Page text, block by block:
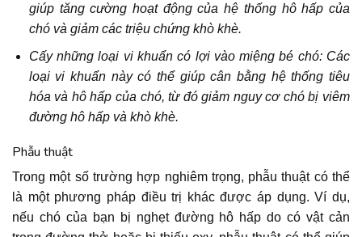
giúp tăng cường hoạt động của hệ thống hô hấp của
chó và giảm các triệu chứng khò khè.
Cấy những loại vi khuẩn có lợi vào miệng bé chó: Các
loại vi khuẩn này có thể giúp cân bằng hệ thống tiêu
hóa và hô hấp của chó, từ đó giảm nguy cơ chó bị viêm
đường hô hấp và khò khè.
Phẫu thuật
Trong một số trường hợp nghiêm trọng, phẫu thuật có thể
là một phương pháp điều trị khác được áp dụng. Ví dụ,
nếu chó của bạn bị nghẹt đường hô hấp do có vật cản